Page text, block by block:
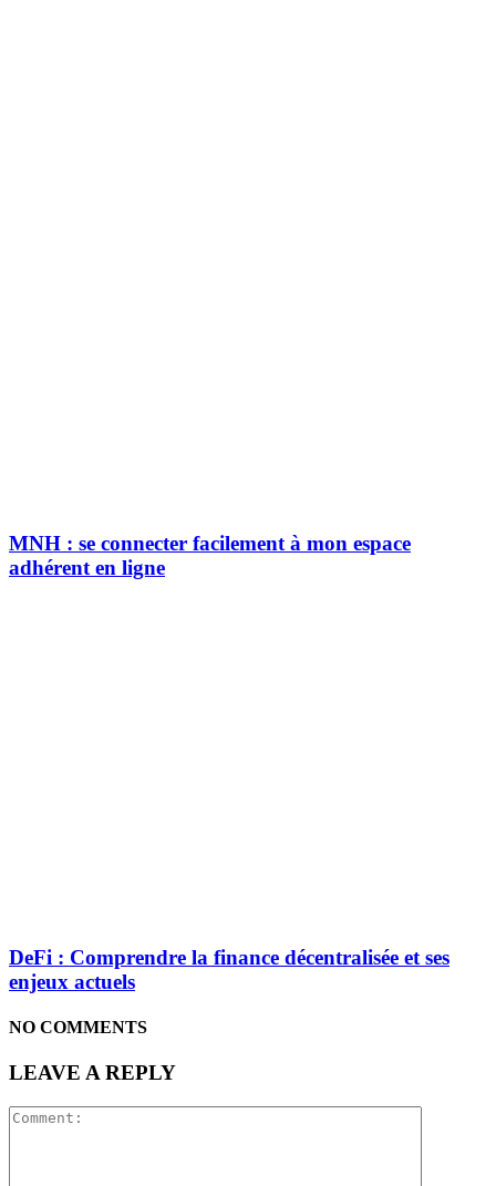
MNH : se connecter facilement à mon espace
adhérent en ligne
DeFi : Comprendre la finance décentralisée et ses
enjeux actuels
NO COMMENTS
LEAVE A REPLY